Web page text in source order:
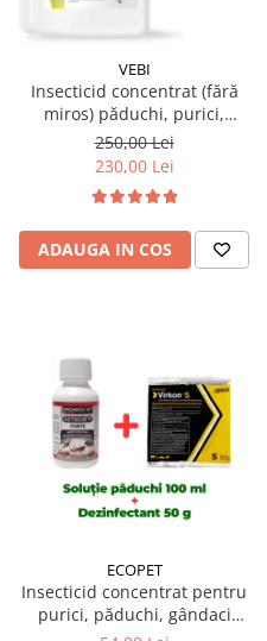
VEBI
Insecticid concentrat (fără
miros) păduchi, purici,
gândaci, furnici, muște,
țânțari, DRAKER 1 Litru
250,00 Lei
230,00 Lei
ADAUGA IN COS
ECOPET
Insecticid concentrat pentru
purici, păduchi, gândaci